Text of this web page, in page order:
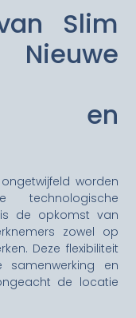
Slim
en
worden
technologische
de opkomst van
zowel op
Deze flexibiliteit
samenwerking en
de locatie